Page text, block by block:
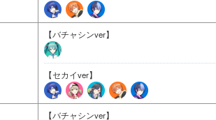
【バチャシンver】
【セカイver】
【バチャシンver】